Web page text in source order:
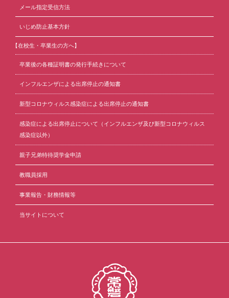
メール指定受信方法
いじめ防止基本方針
【在校生・卒業生の方へ】
卒業後の各種証明書の発行手続きについて
インフルエンザによる出席停止の通知書
新型コロナウィルス感染症による出席停止の通知書
感染症による出席停止について（インフルエンザ及び新型コロナウィルス
感染症以外）
親子兄弟特待奨学金申請
教職員採用
事業報告・財務情報等
当サイトについて